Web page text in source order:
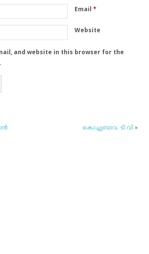
Email *
Website
and website in this browser for the
കൊച്ചുബാവ. ടി.വി»